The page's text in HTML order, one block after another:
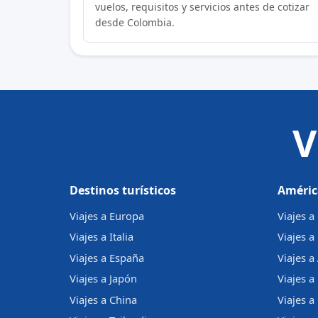
vuelos, requisitos y servicios antes de cotizar
desde Colombia.
Destinos turísticos
Viajes a Europa
Viajes a Italia
Viajes a España
Viajes a Japón
Viajes a China
Viajes
Viajes a
Viajes
Viajes
Viajes a